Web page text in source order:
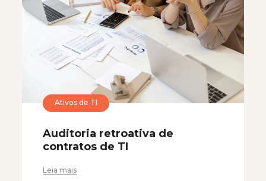
Ativos de TI
Auditoria retroativa de
contratos de TI
Leia mais